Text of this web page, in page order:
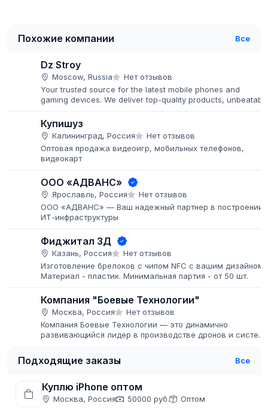
Похожие компании Все
Dz Stroy
Moscow, Russia
Нет отзывов
Your trusted source for the latest mobile phones and
gaming devices. We deliver top-quality products,
Купишуз
Калининград, Россия
Нет отзывов
Оптовая продажа видеоигр, мобильных телефонов,
видеокарт
ООО «АДВАНС»
Ярославль, Россия
Нет отзывов
ООО «АДВАНС» — Ваш надежный партнер в построении
ИТ-инфраструктуры
Фиджитал 3Д
Казань, Россия
Нет отзывов
Изготовление брелоков с чипом NFC с вашим дизайном.
Материал - пластик. Минимальная партия - от 50 шт.
Компания "Боевые Технологии"
Москва, Россия
Нет отзывов
Компания Боевые Технологии — это динамично
развивающийся лидер в производстве дронов и систем
Подходящие заказы Все
Куплю iPhone оптом
Москва, Россия 50000 руб. Оптом